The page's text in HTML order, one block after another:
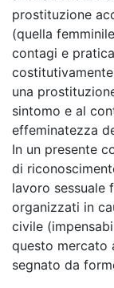
prostituzione
(quella
contagi e
una
sintomo e al
effeminatezza
In un presente
di
lavoro sessuale
organizzati in
civile
questo mercato
segnato da